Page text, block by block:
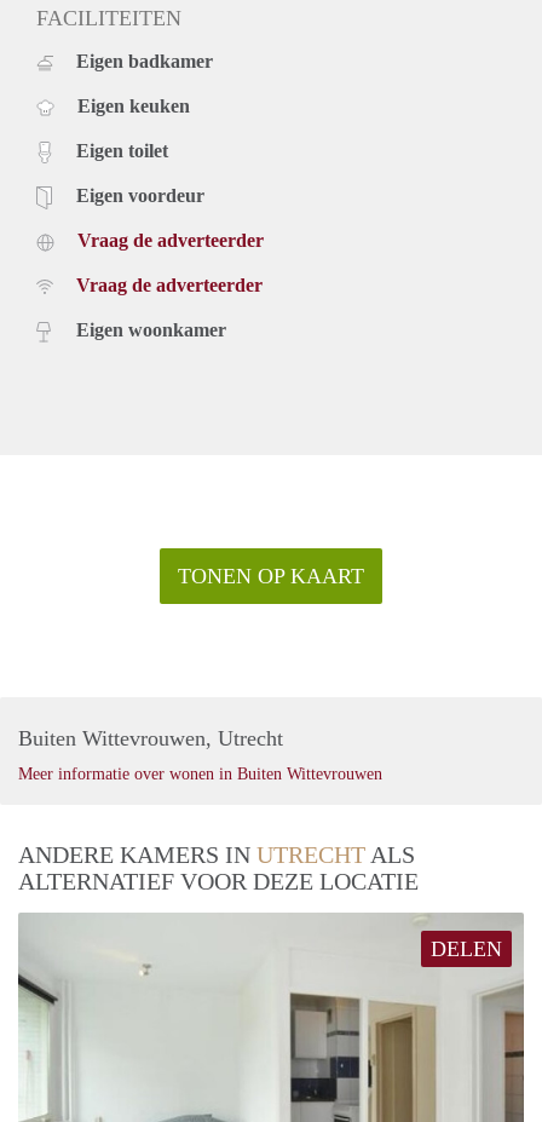
FACILITEITEN
Eigen badkamer
Eigen keuken
Eigen toilet
Eigen voordeur
Vraag de adverteerder
Vraag de adverteerder
Eigen woonkamer
TONEN OP KAART
Buiten Wittevrouwen, Utrecht
Meer informatie over wonen in Buiten Wittevrouwen
ANDERE KAMERS IN UTRECHT ALS
ALTERNATIEF VOOR DEZE LOCATIE
DELEN